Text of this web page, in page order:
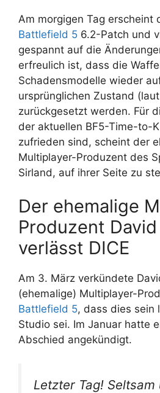
Am morgigen Tag erscheint
Battlefield 5 6.2-Patch und
gespannt auf die
erfreulich ist, dass die
Schadensmodelle wieder
ursprünglichen Zustand
zurückgesetzt werden. Für
der aktuellen BF5-Time-to-
zufrieden sind, scheint der
Multiplayer-Produzent des
Sirland, auf ihrer Seite zu
Der ehemalige
Produzent
verlässt DICE
Am 3. März verkündete
(ehemalige) Multiplayer-
Battlefield 5, dass dies sein
Studio sei. Im Januar hatte
Abschied angekündigt.
Letzter Tag! Seltsam